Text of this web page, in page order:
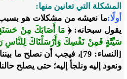
المشكلة التي تعانين منها:
أولًا:ما نعيشه من مشكلات هو
يقول سبحانه:﴿ مَا أَصَابَكَ مِنْ
سَيِّئَةٍ فَمِنْ نَفْسِكَ وَأَرْسَلْنَاكَ لِلنَّاسِ
[النساء: 79]
، فيجب أن نصلح ما
ونعود إليه ونلجأ إليه؛ حتى يصلح حالنا